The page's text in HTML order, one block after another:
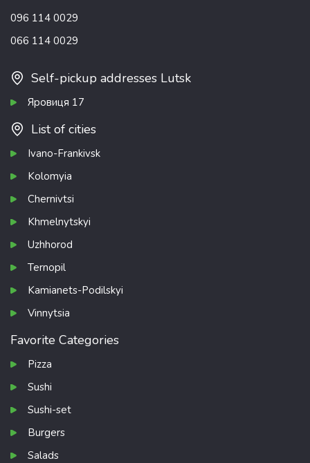
096 114 0029
066 114 0029
Self-pickup addresses Lutsk
Яровиця 17
List of cities
Ivano-Frankivsk
Kolomyia
Chernivtsi
Khmelnytskyi
Uzhhorod
Ternopil
Kamianets-Podilskyi
Vinnytsia
Favorite Categories
Pizza
Sushi
Sushi-set
Burgers
Salads